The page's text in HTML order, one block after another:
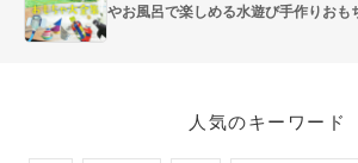
やお風呂で楽しめる水遊び手作りおも
人気のキーワード